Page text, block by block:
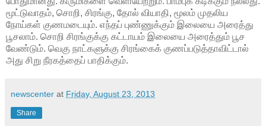
மூட்டுவாதம், சொறி, சிரங்கு, தோல் வியாதி, மூலம் முதலிய
நோய்கள் குணமடையும். எந்தப் புண்ணுக்கும் இலையை அரைத்து
பூசலாம். சொறி சிரங்குக்கு கட்டாயம் இலையை அரைத்தும் பூச
வேண்டும். வெகு நாட்களுக்கு சிரங்கைக் குணப்படுத்தாவிட்டால்
அது சிறு நீரகத்தைப் பாதிக்கும்.
newscenter at Friday, August 23, 2013
Share